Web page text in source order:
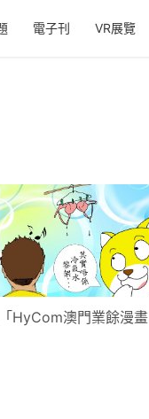
電子刊 VR展覽
HyCom澳門業餘漫畫